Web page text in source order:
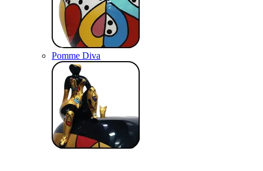
Pomme Diva